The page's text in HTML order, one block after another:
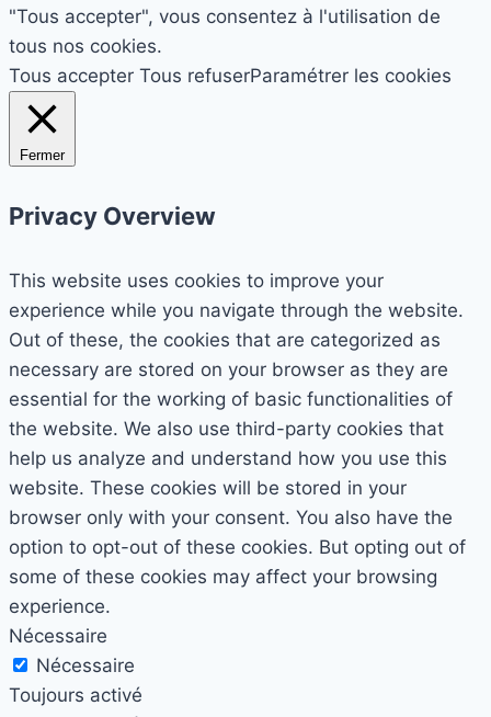
"Tous accepter", vous consentez à l'utilisation de
tous nos cookies.
Tous accepter Tous refuserParamétrer les cookies
Fermer
Privacy Overview
This website uses cookies to improve your
experience while you navigate through the website.
Out of these, the cookies that are categorized as
necessary are stored on your browser as they are
essential for the working of basic functionalities of
the website. We also use third-party cookies that
help us analyze and understand how you use this
website. These cookies will be stored in your
browser only with your consent. You also have the
option to opt-out of these cookies. But opting out of
some of these cookies may affect your browsing
experience.
Nécessaire
Nécessaire
Toujours activé